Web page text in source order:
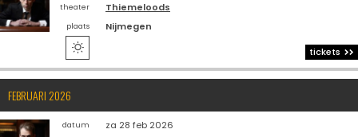
theater Thiemeloods
plaats Nijmegen
 tickets
FEBRUARI 2026
datum za 28 feb 2026